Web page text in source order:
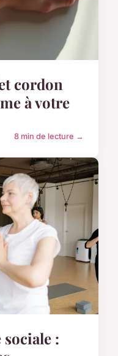
cordon
à votre
8 min de lecture →
: